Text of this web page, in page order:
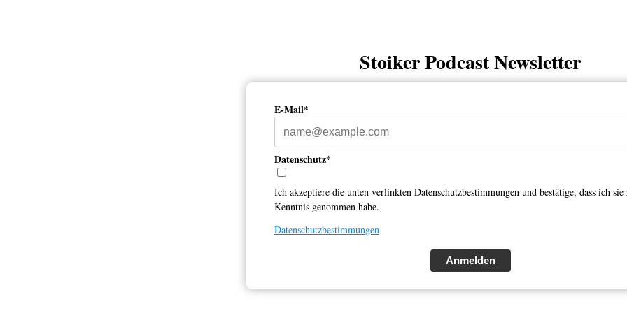
Stoiker Podcast Newsletter
E-Mail*
Datenschutz*
Ich akzeptiere die unten verlinkten Datenschutzbestimmungen und bestätige, dass ich sie
Kenntnis genommen habe.
Datenschutzbestimmungen
Anmelden